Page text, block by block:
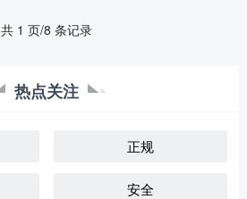
共 1 页/8 条记录
热点关注
正规
安全